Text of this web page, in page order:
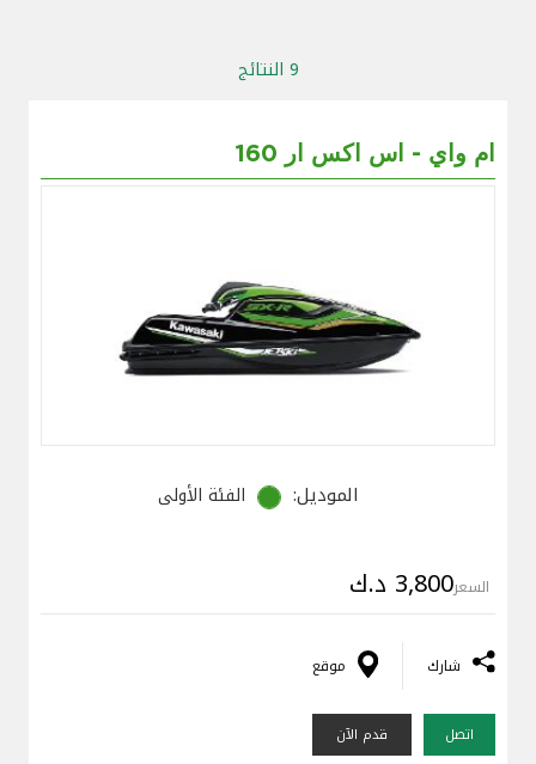
مملكة البحرين
9 النتائج
160 ام واي - اس اكس ار
الموديل: الفئة الأولى
السعر3,800 د.ك
شارك موقع
اتصل قدم الآن